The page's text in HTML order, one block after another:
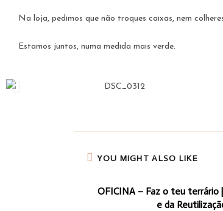
Na loja, pedimos que não troques caixas, nem
Estamos juntos, numa medida mais verde.
YOU MIGHT ALSO LIKE
OFICINA – Faz o teu terrário
e da